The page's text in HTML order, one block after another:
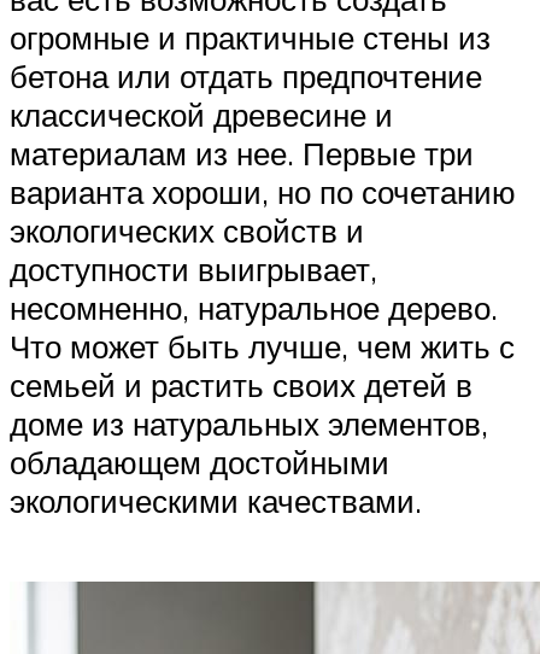
огромные и практичные стены из
бетона или отдать предпочтение
классической древесине и
материалам из нее. Первые три
варианта хороши, но по сочетанию
экологических свойств и
доступности выигрывает,
несомненно, натуральное дерево.
Что может быть лучше, чем жить с
семьей и растить своих детей в
доме из натуральных элементов,
обладающем достойными
экологическими качествами.